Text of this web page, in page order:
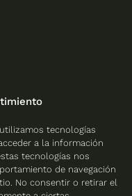
tecnologías
a la información
tecnologías nos
de navegación
No consentir o retirar el